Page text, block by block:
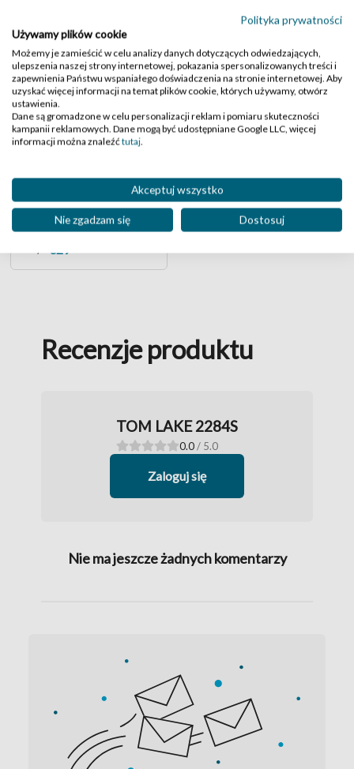
329,40
TOM LAKE 2232S
329
Recenzje produktu
TOM LAKE 2284S
0.0/ 5.0
Zaloguj się
Nie ma jeszcze żadnych komentarzy
Polityka prywatności
Używamy plików cookie
Możemy je zamieścić w celu analizy danych dotyczących odwiedzających,
ulepszenia naszej strony internetowej, pokazania spersonalizowanych treści i
zapewnienia Państwu wspaniałego doświadczenia na stronie internetowej. Aby
uzyskać więcej informacji na temat plików cookie, których używamy, otwórz
ustawienia.
Dane są gromadzone w celu personalizacji reklam i pomiaru skuteczności
kampanii reklamowych. Dane mogą być udostępniane Google LLC, więcej
informacji można znaleźćtutaj.
Akceptuj wszystko
Nie zgadzam się Dostosuj